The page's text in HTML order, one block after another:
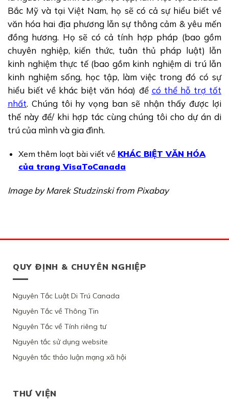
Bắc Mỹ và tại Việt Nam, họ sẽ có cả sự hiểu biết về
văn hóa hai địa phương lẫn sự thông cảm & yêu mến
đồng hương. Họ sẽ có cả tính hợp pháp (bao gồm
chuyên nghiệp, kiến thức, tuân thủ pháp luật) lẫn
kinh nghiệm thực tế (bao gồm kinh nghiệm di trú lẫn
kinh nghiệm sống, học tập, làm việc trong đó có sự
hiểu biết về khác biệt văn hóa) để có thể hỗ trợ tốt
nhất. Chúng tôi hy vọng ban sẽ nhận thấy được lợi
thế này để/ khi hợp tác cùng chúng tôi cho dự án di
trú của mình và gia đình.
Xem thêm loạt bài viết về KHÁC BIỆT VĂN HÓA
của trang VisaToCanada
Image by Marek Studzinski from Pixabay
QUY ĐỊNH & CHUYÊN NGHIỆP
Nguyên Tắc Luật Di Trú Canada
Nguyên Tắc về Thông Tin
Nguyên Tắc về Tính riêng tư
Nguyên tắc sử dụng website
Nguyên tắc thảo luận mạng xã hội
THƯ VIỆN